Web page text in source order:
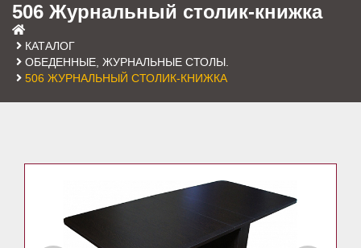
506 Журнальный столик-книжка
КАТАЛОГ
ОБЕДЕННЫЕ, ЖУРНАЛЬНЫЕ СТОЛЫ.
506 ЖУРНАЛЬНЫЙ СТОЛИК-КНИЖКА